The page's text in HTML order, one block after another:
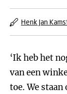
Henk Jan
‘Ik heb het
van een
toe. We staan